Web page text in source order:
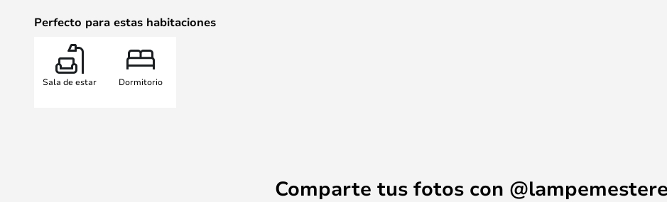
Perfecto para estas habitaciones
Sala de estar Dormitorio
Comparte tus fotos con